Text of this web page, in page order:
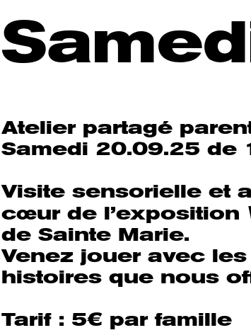
Atelier partagé
Samedi 20.09.25 de
Visite sensorielle et
cœur de l’exposition
de Sainte Marie.
Venez jouer avec
histoires que nous
Tarif : 5€ par famille